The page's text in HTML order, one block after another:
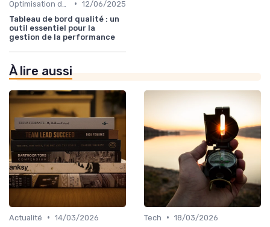
• 12/06/2025
Tableau de bord qualité : un
outil essentiel pour la
gestion de la performance
À lire aussi
Actualité • 14/03/2026
Tech • 18/03/2026